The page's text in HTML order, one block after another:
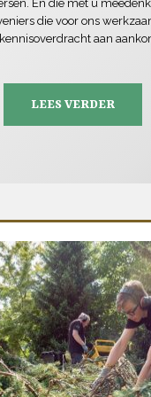
En die met u
die voor ons
aan
LEES VERDER